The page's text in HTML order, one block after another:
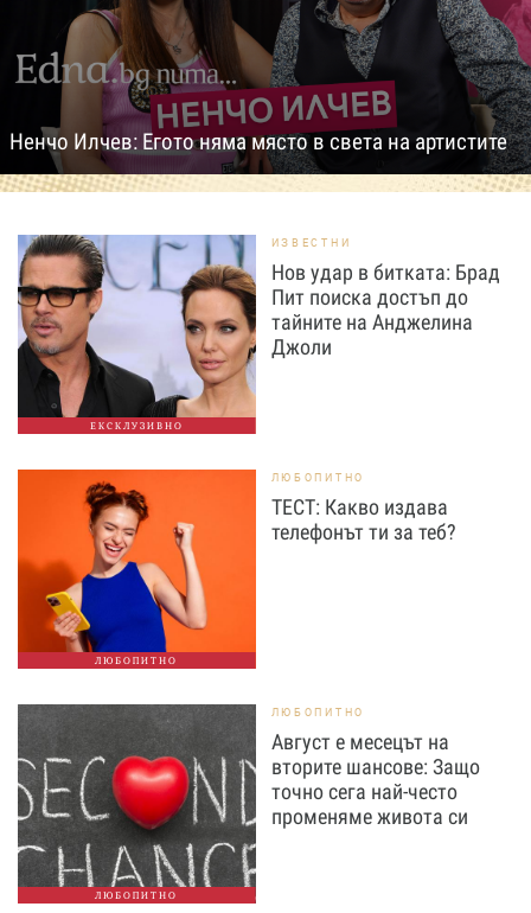
Ненчо Илчев: Егото няма място в света на артистите
ЕКСКЛУЗИВНО
ИЗВЕСТНИ
Нов удар в битката: Брад
Пит поиска достъп до
тайните на Анджелина
Джоли
ЛЮБОПИТНО
ЛЮБОПИТНО
ТЕСТ: Какво издава
телефонът ти за теб?
ЛЮБОПИТНО
ЛЮБОПИТНО
Август е месецът на
вторите шансове: Защо
точно сега най-често
променяме живота си